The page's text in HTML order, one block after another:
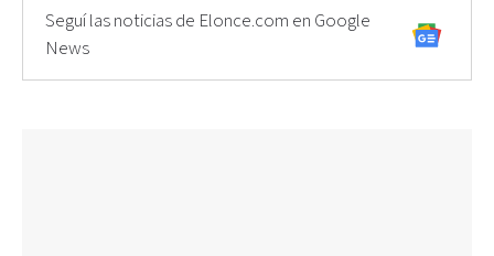
Seguí las noticias de Elonce.com en Google
News